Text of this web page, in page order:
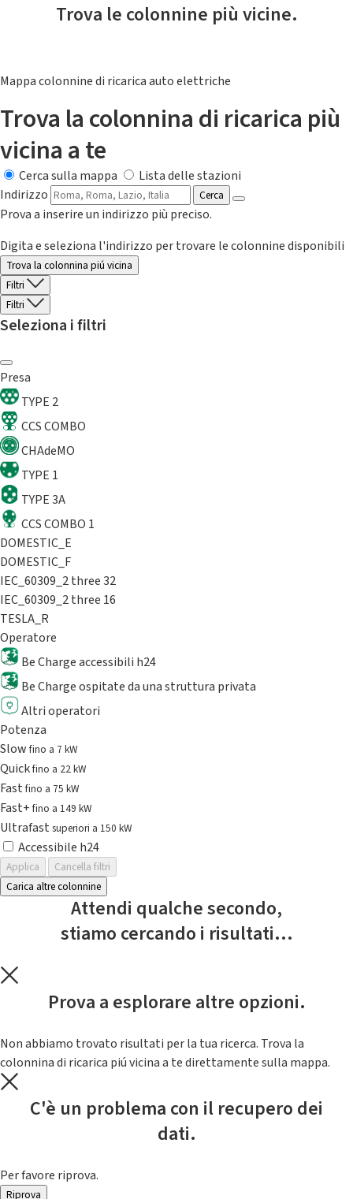
Trova le colonnine più vicine.
Mappa colonnine di ricarica auto elettriche
Trova la colonnina di ricarica più
vicina a te
Cerca sulla mappa
Lista delle stazioni
Indirizzo
Cerca
Prova a inserire un indirizzo più preciso.
Digita e seleziona l'indirizzo per trovare le colonnine disponibili
Trova la colonnina piú vicina
Filtri
Filtri
Seleziona i filtri
Presa
TYPE 2
CCS COMBO
CHAdeMO
TYPE 1
TYPE 3A
CCS COMBO 1
DOMESTIC_E
DOMESTIC_F
IEC_60309_2 three 32
IEC_60309_2 three 16
TESLA_R
Operatore
Be Charge accessibili h24
Be Charge ospitate da una struttura privata
Altri operatori
Potenza
Slowfino a 7 kW
Quickfino a 22 kW
Fastfino a 75 kW
Fast+fino a 149 kW
Ultrafast superiori a 150 kW
Accessibile h24
Applica
Cancella filtri
Carica altre colonnine
Attendi qualche secondo,
stiamo cercando i risultati...
Prova a esplorare altre opzioni.
Non abbiamo trovato risultati per la tua ricerca. Trova la
colonnina di ricarica piú vicina a te direttamente sulla mappa.
C'è un problema con il recupero dei
dati.
Per favore riprova.
Riprova